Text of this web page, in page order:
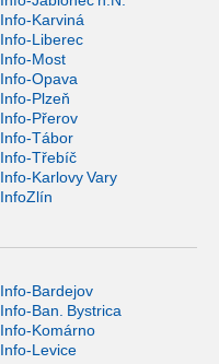
Info-Karviná
Info-Liberec
Info-Most
Info-Opava
Info-Plzeň
Info-Přerov
Info-Tábor
Info-Třebíč
Info-Karlovy Vary
InfoZlín
Info-Bardejov
Info-Ban. Bystrica
Info-Komárno
Info-Levice